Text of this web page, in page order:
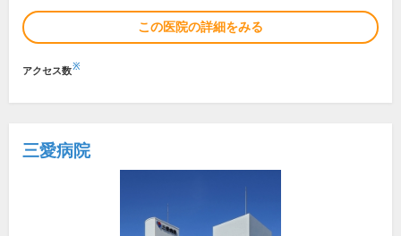
この医院の詳細をみる
アクセス数※
三愛病院